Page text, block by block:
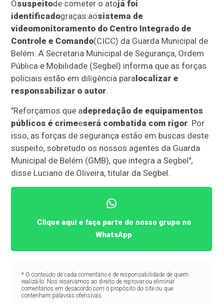
Osuspeitode cometer o atojá foi
identificadograças aosistema de
videomonitoramento do Centro Integrado de
Controle e Comando(CICC) da Guarda Municipal de
Belém. A Secretaria Municipal de Segurança, Ordem
Pública e Mobilidade (Segbel) informa que as forças
policiais estão em diligência paralocalizar e
responsabilizar o autor.
"Reforçamos que adepredação de equipamentos
públicos é crimeeserá combatida com rigor. Por
isso, as forças de segurança estão em buscas deste
suspeito, sobretudo os nossos agentes da Guarda
Municipal de Belém (GMB), que integra a Segbel",
disse Luciano de Oliveira, titular da Segbel.
Clique aqui e faça parte do nosso grupo no
WhatsApp
* O conteúdo de cada comentário é de responsabilidade de quem
realizá-lo. Nos reservamos ao direito de reprovar ou eliminar
comentários em desacordo com o propósito do site ou que
contenham palavras ofensivas.